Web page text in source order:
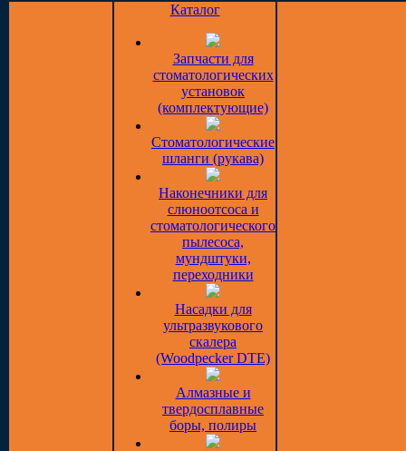
Каталог
Запчасти для
стоматологических
установок
(комплектующие)
Стоматологические
шланги (рукава)
Наконечники для
слюноотсоса и
стоматологического
пылесоса,
мундштуки,
переходники
Насадки для
ультразвукового
скалера
(Woodpecker DTE)
Алмазные и
твердосплавные
боры, полиры